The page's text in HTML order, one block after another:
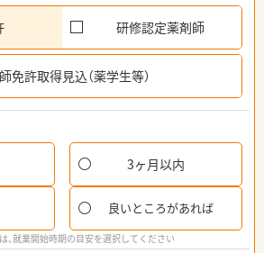
研修認定薬剤師
免許取得見込（薬学生等）
3ヶ月以内
良いところがあれば
就業開始時期の目安を選択してください